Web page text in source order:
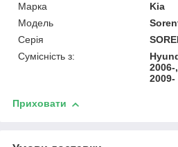
Марка
Kia
Модель
Серія
Сумісність з:
2006-
2009-
Приховати